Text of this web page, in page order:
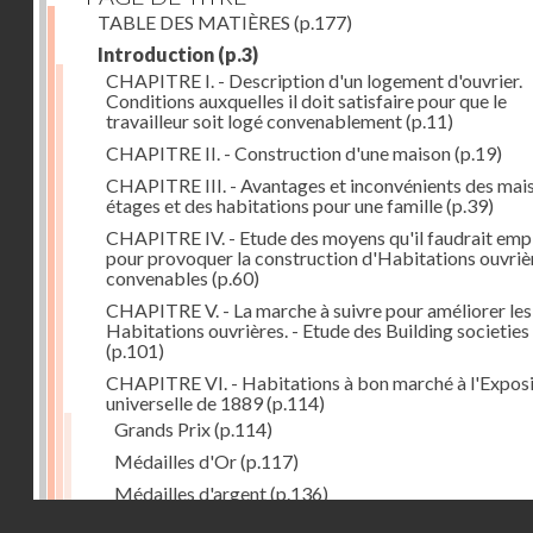
TABLE DES MATIÈRES (p.177)
Introduction (p.3)
CHAPITRE I. - Description d'un logement d'ouvrier.
Conditions auxquelles il doit satisfaire pour que le
travailleur soit logé convenablement(p.11)
CHAPITRE II. - Construction d'une maison(p.19)
CHAPITRE III. - Avantages et inconvénients des
étages et des habitations pour une famille(p.39)
CHAPITRE IV. - Etude des moyens qu'il faudrait
pour provoquer la construction d'Habitations
convenables (p.60)
CHAPITRE V. - La marche à suivre pour améliorer les
Habitations ouvrières. - Etude des Building societies
(p.101)
CHAPITRE VI. - Habitations à bon marché à
universelle de 1889(p.114)
Grands Prix(p.114)
Médailles d'Or(p.117)
Médailles d'argent(p.136)